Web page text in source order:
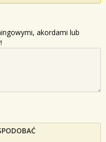
akordami lub